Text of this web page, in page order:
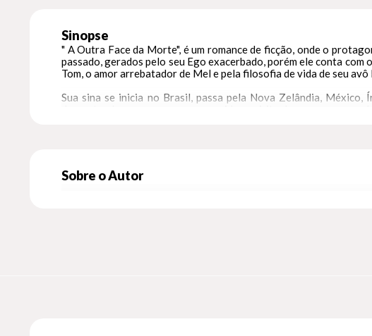
Sinopse
" A Outra Face da Morte", é um romance de ficção, onde o
passado, gerados pelo seu Ego exacerbado, porém ele conta
Tom, o amor arrebatador de Mel e pela filosofia de vida de seu avô
Sua sina se inicia no Brasil, passa pela Nova Zelândia,
somente nossa, e que somente ele, o amor incondicional nos
Sobre o Autor